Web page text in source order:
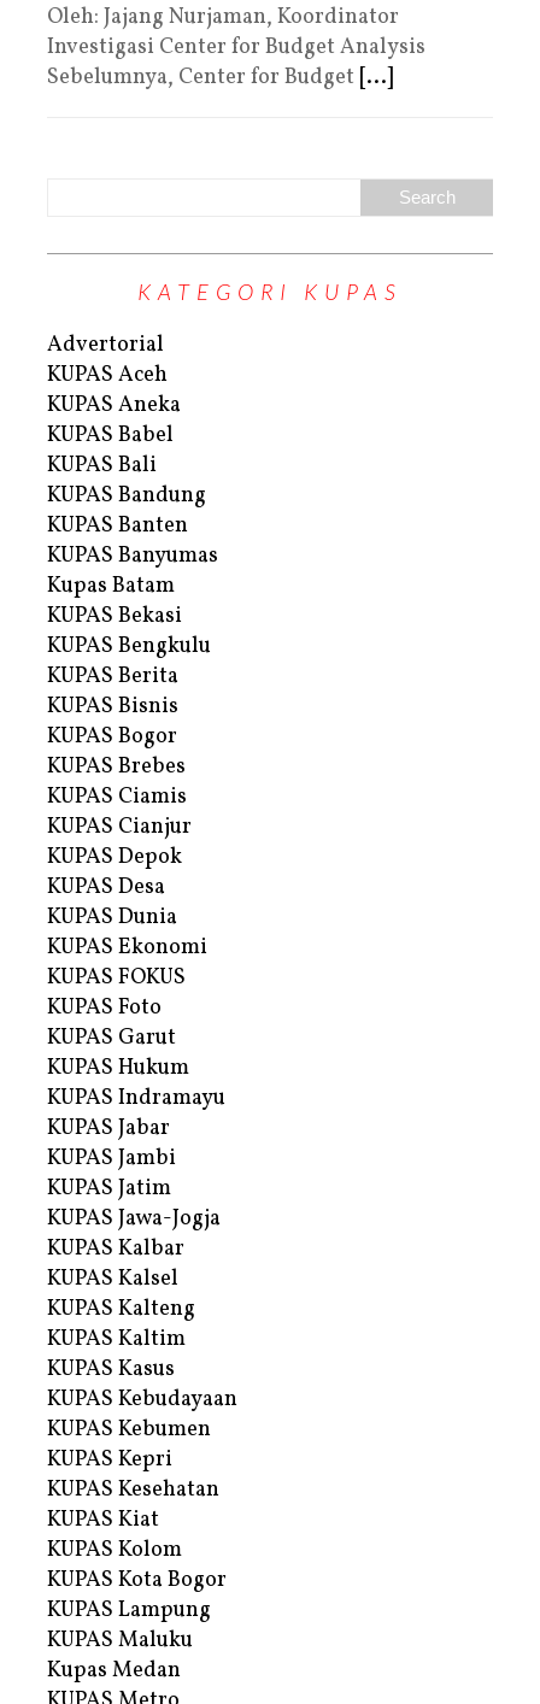
Oleh: Jajang Nurjaman, Koordinator
Investigasi Center for Budget Analysis
Sebelumnya, Center for Budget [...]
KATEGORI KUPAS
Advertorial
KUPAS Aceh
KUPAS Aneka
KUPAS Babel
KUPAS Bali
KUPAS Bandung
KUPAS Banten
KUPAS Banyumas
Kupas Batam
KUPAS Bekasi
KUPAS Bengkulu
KUPAS Berita
KUPAS Bisnis
KUPAS Bogor
KUPAS Brebes
KUPAS Ciamis
KUPAS Cianjur
KUPAS Depok
KUPAS Desa
KUPAS Dunia
KUPAS Ekonomi
KUPAS FOKUS
KUPAS Foto
KUPAS Garut
KUPAS Hukum
KUPAS Indramayu
KUPAS Jabar
KUPAS Jambi
KUPAS Jatim
KUPAS Jawa-Jogja
KUPAS Kalbar
KUPAS Kalsel
KUPAS Kalteng
KUPAS Kaltim
KUPAS Kasus
KUPAS Kebudayaan
KUPAS Kebumen
KUPAS Kepri
KUPAS Kesehatan
KUPAS Kiat
KUPAS Kolom
KUPAS Kota Bogor
KUPAS Lampung
KUPAS Maluku
Kupas Medan